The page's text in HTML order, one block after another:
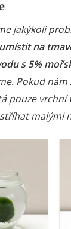
jakýkoli
na
s 5%
Pokud
pouze vrchní
malými